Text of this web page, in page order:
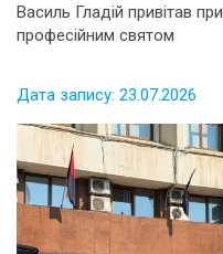
Василь Гладій привітав
професійним святом
Дата запису: 23.07.2026